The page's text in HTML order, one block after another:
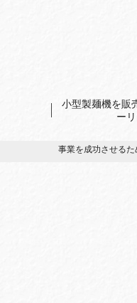
小型製麺機を販
ー
事業を成功させる